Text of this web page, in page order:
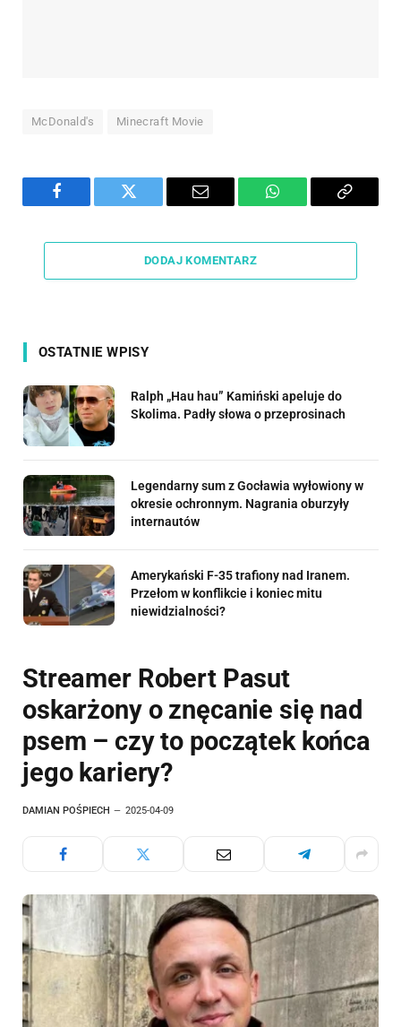
McDonald's Minecraft Movie
Facebook Twitter Email WhatsAppCopy
DODAJ KOMENTARZ
OSTATNIE WPISY
Ralph „Hau hau” Kamiński apeluje do
Skolima. Padły słowa o przeprosinach
Legendarny sum z Gocławia wyłowiony w
okresie ochronnym. Nagrania oburzyły
internautów
Amerykański F-35 trafiony nad Iranem.
Przełom w konflikcie i koniec mitu
niewidzialności?
Streamer Robert Pasut
oskarżony o znęcanie się nad
psem – czy to początek końca
jego kariery?
DAMIAN POŚPIECH 2025-04-09